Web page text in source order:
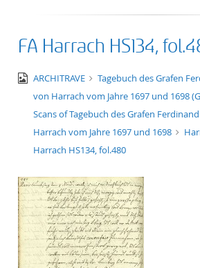
FA Harrach HS134,
image/jpeg
ARCHITRAVE
Tagebuch des Grafen
von Harrach vom Jahre 1697 und 1698
Scans of Tagebuch des Grafen
Harrach vom Jahre 1697 und 1698
Harrach HS134, fol.480